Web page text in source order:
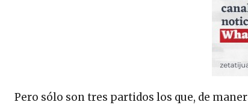
Pero sólo son tres partidos los que, de